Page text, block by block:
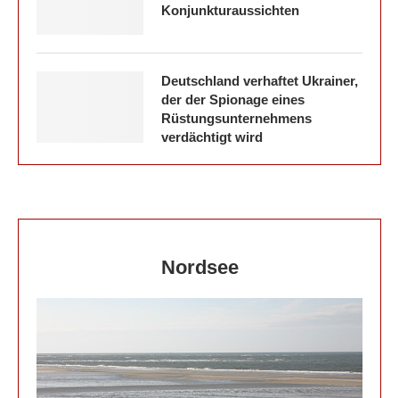
Konjunkturaussichten
Deutschland verhaftet Ukrainer,
der der Spionage eines
Rüstungsunternehmens
verdächtigt wird
Nordsee